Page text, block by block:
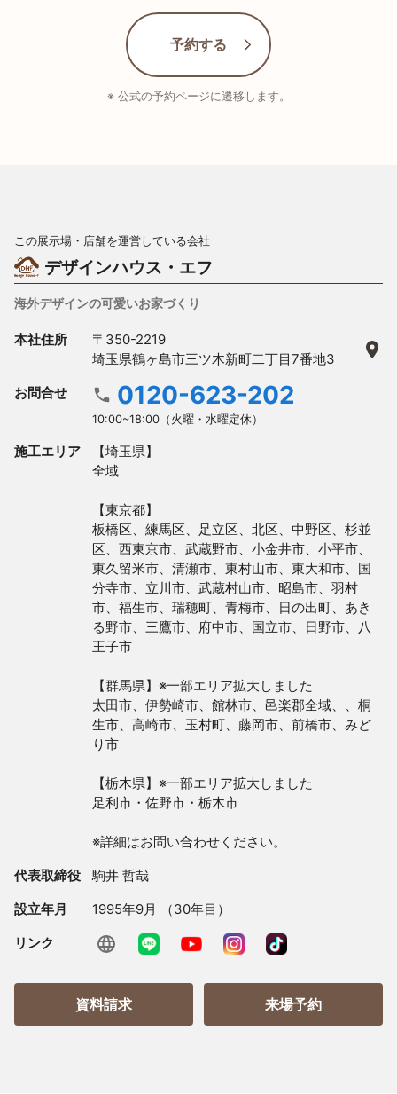
予約する
※ 公式の予約ページに遷移します。
この展示場・店舗を運営している会社
デザインハウス・エフ
海外デザインの可愛いお家づくり
本社住所
〒350-2219
埼玉県鶴ヶ島市三ツ木新町二丁目7番地3
お問合せ 0120-623-202
10:00~18:00（火曜・水曜定休）
施工エリア
【埼玉県】
全域
【東京都】
板橋区、練馬区、足立区、北区、中野区、杉並
区、西東京市、武蔵野市、小金井市、小平市、
東久留米市、清瀬市、東村山市、東大和市、国
分寺市、立川市、武蔵村山市、昭島市、羽村
市、福生市、瑞穂町、青梅市、日の出町、あき
る野市、三鷹市、府中市、国立市、日野市、八
王子市
【群馬県】※一部エリア拡大しました
太田市、伊勢崎市、館林市、邑楽郡全域、、桐
生市、高崎市、玉村町、藤岡市、前橋市、みど
り市
【栃木県】※一部エリア拡大しました
足利市・佐野市・栃木市
※詳細はお問い合わせください。
代表取締役 駒井 哲哉
設立年月 1995年9月 （30年目）
リンク
資料請求 来場予約